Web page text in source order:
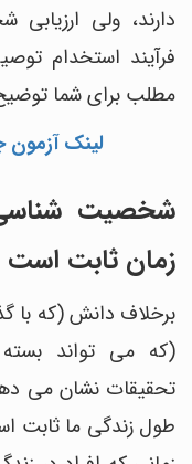
دارند، ولی
فرآیند استخدام
مطلب برای شما
لینک آزمون
شخصیت
زمان ثابت است
برخلاف دانش (که با
(که می تواند
تحقیقات نشان می